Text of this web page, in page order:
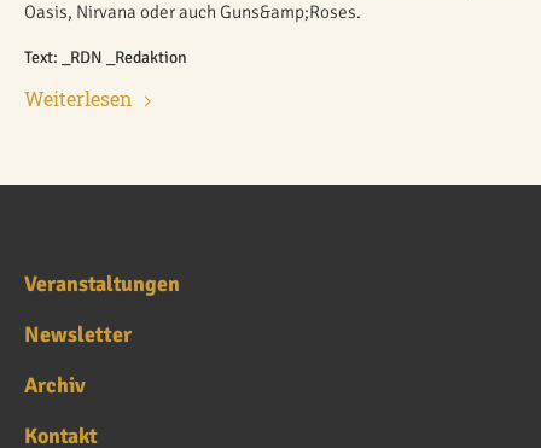
Oasis, Nirvana oder auch Guns&amp;Roses.
Text: _RDN _Redaktion
Weiterlesen
Veranstaltungen
Newsletter
Archiv
Kontakt